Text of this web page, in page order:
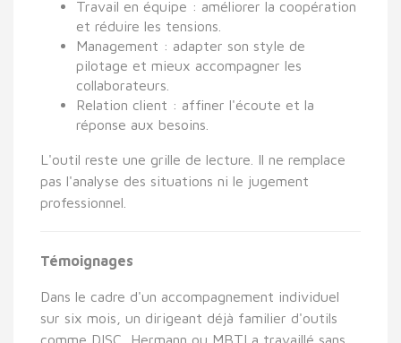
Travail en équipe : améliorer la coopération
et réduire les tensions.
Management : adapter son style de
pilotage et mieux accompagner les
collaborateurs.
Relation client : affiner l'écoute et la
réponse aux besoins.
L'outil reste une grille de lecture. Il ne remplace
pas l'analyse des situations ni le jugement
professionnel.
Témoignages
Dans le cadre d'un accompagnement individuel
sur six mois, un dirigeant déjà familier d'outils
comme DISC, Hermann ou MBTI a travaillé sans